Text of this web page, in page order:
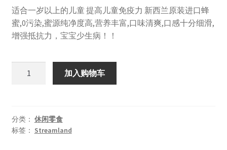
为：
¥239.00。
价
格
¥129.00。
适合一岁以上的儿童 提高儿童免疫力 新西兰原装进口蜂
蜜,0污染,蜜源纯净度高,营养丰富,口味清爽,口感十分细滑,
增强抵抗力，宝宝少生病！！
童
蜂
加入购物车
分类： 休闲零食
标签： Streamland